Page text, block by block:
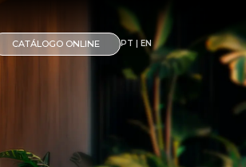
CATÁLOGO ONLINE PT | EN